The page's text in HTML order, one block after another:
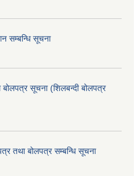
सम्बन्धि सूचना
सूचना (शिलबन्दी बोलपत्र
तथा बोलपत्र सम्बन्धि सूचना